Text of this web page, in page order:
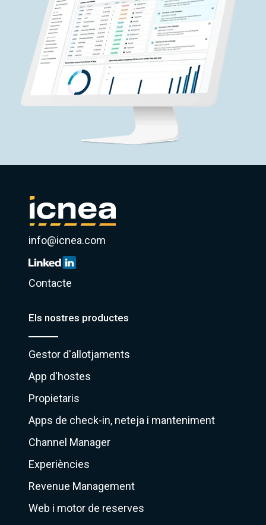
info@icnea.com
Contacte
Els nostres productes
Gestor d'allotjaments
App d'hostes
Propietaris
Apps de check-in, neteja i manteniment
Channel Manager
Experiències
Revenue Management
Web i motor de reserves